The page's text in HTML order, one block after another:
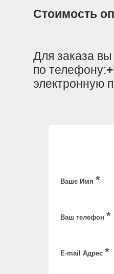
Стоимость
Для заказа
по телефону:
электронную
Ваше Имя *
Ваш телефон *
E-mail Адрес *